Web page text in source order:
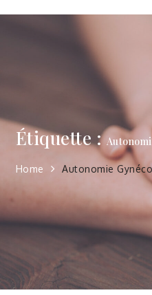
Étiquette :
Home Autonomie